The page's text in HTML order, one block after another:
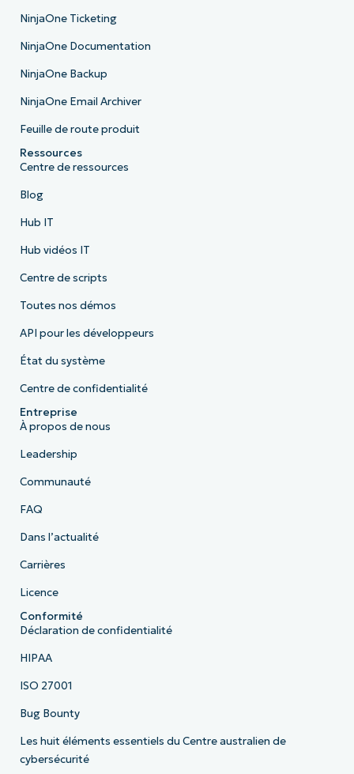
NinjaOne Ticketing
NinjaOne Documentation
NinjaOne Backup
NinjaOne Email Archiver
Feuille de route produit
Ressources
Centre de ressources
Blog
Hub IT
Hub vidéos IT
Centre de scripts
Toutes nos démos
API pour les développeurs
État du système
Centre de confidentialité
Entreprise
À propos de nous
Leadership
Communauté
FAQ
Dans l’actualité
Carrières
Licence
Conformité
Déclaration de confidentialité
HIPAA
ISO 27001
Bug Bounty
Les huit éléments essentiels du Centre australien de
cybersécurité